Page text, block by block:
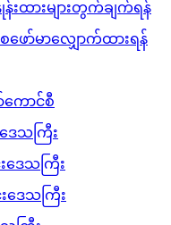
းထားများတွက်ချက်ရန်
ဖော်မာလျှောက်ထားရန်
ကောင်စီ
ေသကြီး
ဒေသကြီး
ဒေသကြီး